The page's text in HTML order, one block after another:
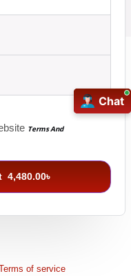
Terms And
4,480.00৳
of service
Chat
Chat